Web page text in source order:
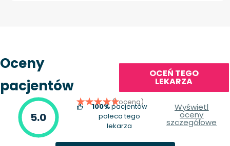
Oceny
pacjentów
OCEŃ TEGO
LEKARZA
5.0
(1 ocena)
100%pacjentów
poleca tego
lekarza
Wyświetl
oceny
szczegółowe